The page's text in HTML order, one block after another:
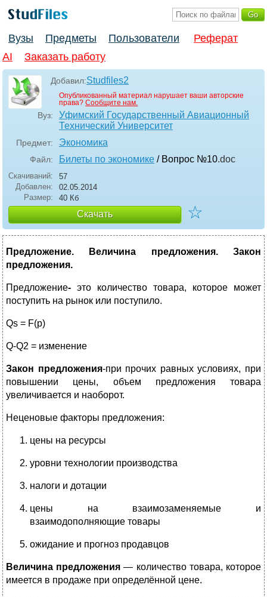
Вузы Предметы Пользователи
Реферат
AI
Заказать работу
Добавил:Studfiles2
Опубликованный материал нарушает ваши авторские
права? Сообщите нам.
Вуз:
Уфимский Государственный Авиационный
Технический Университет
Предмет: Экономика
Файл: Билеты по экономике / Вопрос №10.doc
Скачиваний:
57
Добавлен:
02.05.2014
Размер:
40 Кб
Скачать ☆
Предложение. Величина предложения. Закон
предложения.
Предложение- это количество товара, которое может
поступить на рынок или поступило.
Qs = F(p)
Q-Q2 = изменение
Закон предложения-при прочих равных условиях, при
повышении цены, объем предложения товара
увеличивается и наоборот.
Неценовые факторы предложения:
цены на ресурсы
уровни технологии производства
налоги и дотации
цены на взаимозаменяемые и
взаимодополняющие товары
ожидание и прогноз продавцов
Величина предложения — количество товара, которое
имеется в продаже при определённой цене.